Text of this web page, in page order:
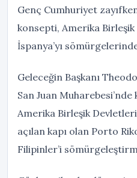
Genç Cumhuriyet
konsepti, Amerika Birleşik
İspanya’yı
Geleceğin Başkanı
San Juan
Amerika Birleşik
açılan kapı olan Porto
Filipinler’i